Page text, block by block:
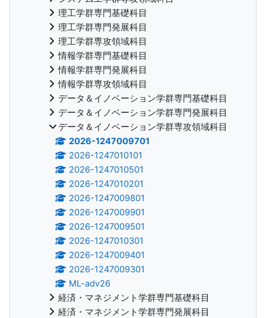
理工学群専門基礎科目
理工学群専門発展科目
理工学群専攻領域科目
情報学群専門基礎科目
情報学群専門発展科目
情報学群専攻領域科目
データ＆イノベーション学群専門基礎科目
データ＆イノベーション学群専門発展科目
データ＆イノベーション学群専攻領域科目
2026-1247009701
2026-1247010101
2026-1247010501
2026-1247010201
2026-1247009801
2026-1247009901
2026-1247009501
2026-1247010301
2026-1247009401
2026-1247009301
ML-adv26
経済・マネジメント学群専門基礎科目
経済・マネジメント学群専門発展科目